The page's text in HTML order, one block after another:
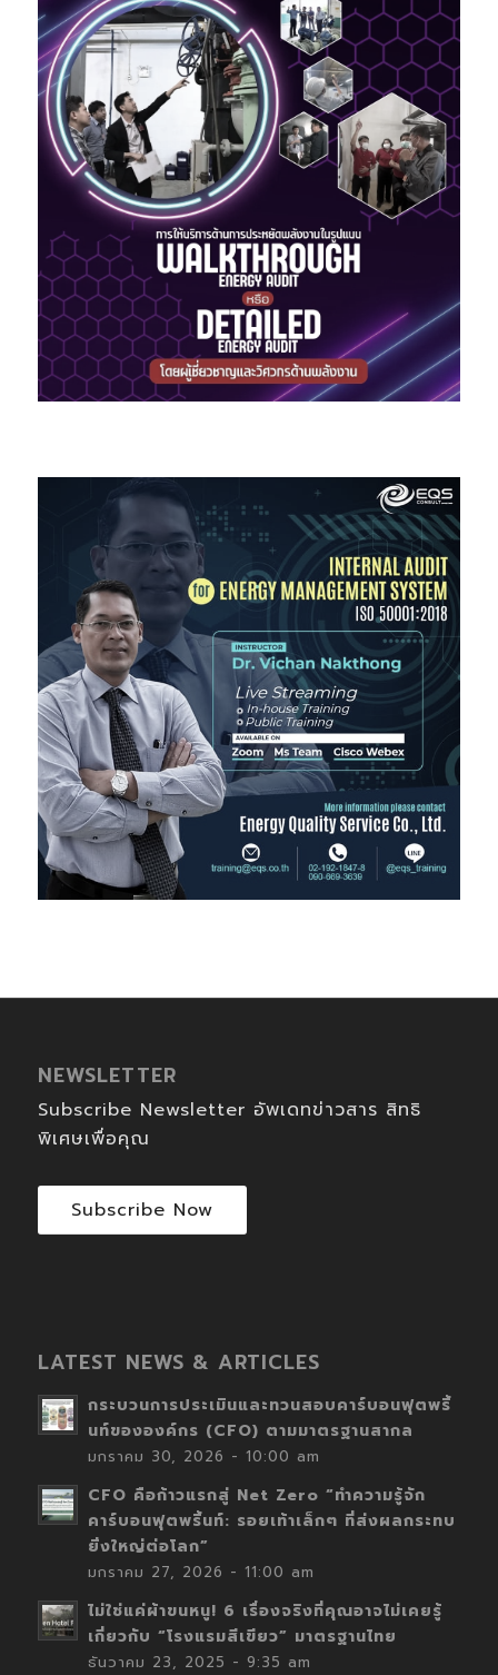
NEWSLETTER
Subscribe Newsletter อัพเดทข่าวสาร สิทธิ
พิเศษเพื่อคุณ
Subscribe Now
LATEST NEWS & ARTICLES
กระบวนการประเมินและทวนสอบคาร์บอนฟุตพริ้
นท์ขององค์กร (CFO) ตามมาตรฐานสากล
มกราคม 30, 2026 - 10:00 am
CFO คือก้าวแรกสู่ Net Zero “ทำความรู้จัก
คาร์บอนฟุตพริ้นท์: รอยเท้าเล็กๆ ที่ส่งผลกระทบ
ยิ่งใหญ่ต่อโลก”
มกราคม 27, 2026 - 11:00 am
ไม่ใช่แค่ผ้าขนหนู! 6 เรื่องจริงที่คุณอาจไม่เคยรู้
เกี่ยวกับ “โรงแรมสีเขียว” มาตรฐานไทย
ธันวาคม 23, 2025 - 9:35 am